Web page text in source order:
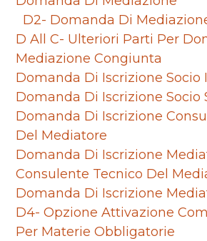
D2- Domanda Di
D All C- Ulteriori Parti Per
Mediazione Congiunta
Domanda Di Iscrizione Socio
Domanda Di Iscrizione Socio
Domanda Di Iscrizione
Del Mediatore
Domanda Di Iscrizione
Consulente Tecnico Del
Domanda Di Iscrizione
D4- Opzione Attivazione
Per Materie Obbligatorie